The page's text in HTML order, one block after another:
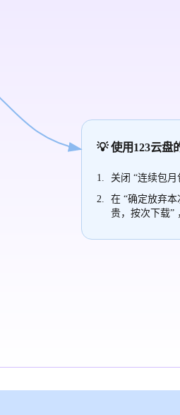
💡 使用123云盘
关闭 “连续包月
在 “确定放弃
贵，按次下载”